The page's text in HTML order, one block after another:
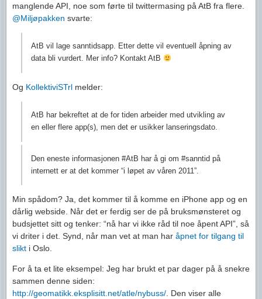
manglende API, noe som førte til twittermasing på AtB fra flere.
@Miljøpakken svarte:
AtB vil lage sanntidsapp. Etter dette vil eventuell åpning av
data bli vurdert. Mer info? Kontakt AtB
Og KollektiviSTrl melder:
AtB har bekreftet at de for tiden arbeider med utvikling av
en eller flere app(s), men det er usikker lanseringsdato.
Den eneste informasjonen #AtB har å gi om #sanntid på
internett er at det kommer “i løpet av våren 2011”.
Min spådom? Ja, det kommer til å komme en iPhone app og en
dårlig webside. Når det er ferdig ser de på bruksmønsteret og
budsjettet sitt og tenker: “nå har vi ikke råd til noe åpent API”, så
vi driter i det. Synd, når man vet at man har åpnet for tilgang til
slikt i Oslo.
For å ta et lite eksempel: Jeg har brukt et par dager på å snekre
sammen denne siden:
http://geomatikk.eksplisitt.net/atle/nybuss/ . Den viser alle